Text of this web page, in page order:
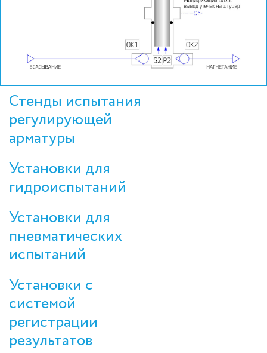
Стенды испытания
регулирующей
арматуры
Установки для
гидроиспытаний
Установки для
пневматических
испытаний
Установки с
системой
регистрации
результатов